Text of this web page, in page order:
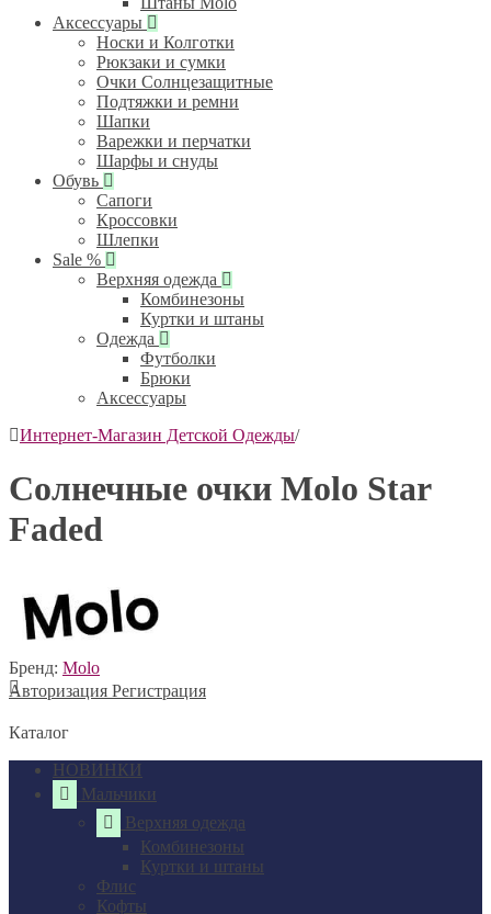
Аксессуары
Носки и Колготки
Рюкзаки и сумки
Очки Солнцезащитные
Подтяжки и ремни
Шапки
Варежки и перчатки
Шарфы и снуды
Обувь
Сапоги
Кроссовки
Шлепки
Sale %
Верхняя одежда
Комбинезоны
Куртки и штаны
Одежда
Футболки
Брюки
Аксессуары
Интернет-Магазин Детской Одежды/
Солнечные очки Molo Star
Faded
Бренд: Molo
Авторизация Регистрация
Каталог
НОВИНКИ
Мальчики
Верхняя одежда
Комбинезоны
Куртки и штаны
Флис
Кофты